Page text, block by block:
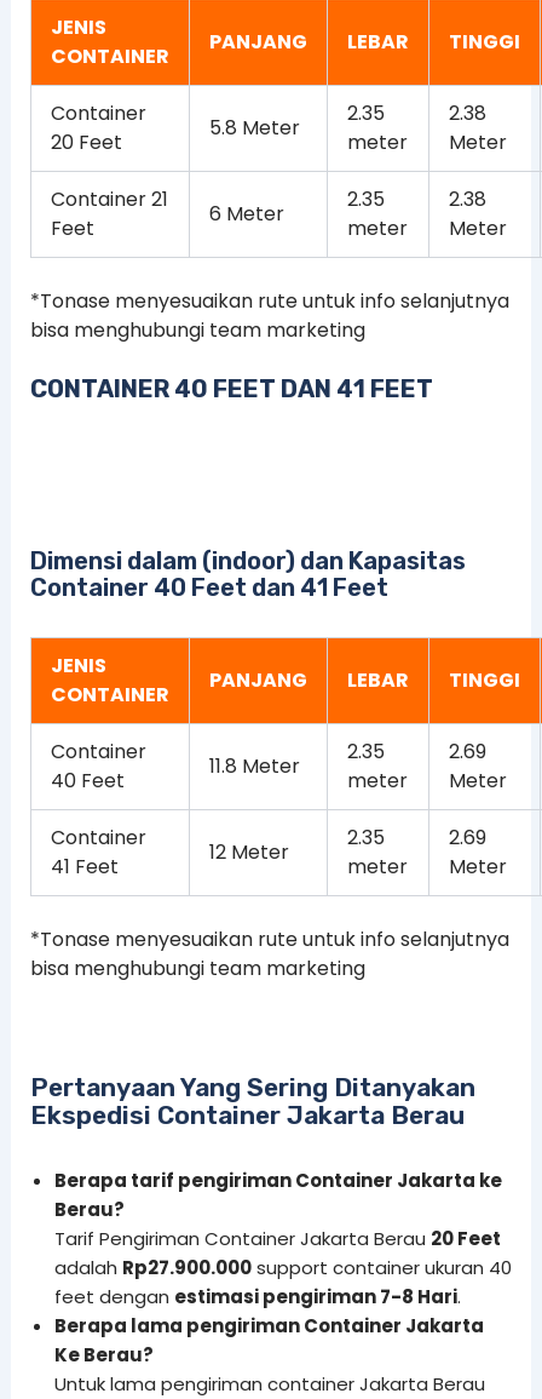
JENIS
CONTAINER
PANJANG LEBAR TINGGI
Container
20 Feet
5.8 Meter
2.35
meter
2.38
Meter
Container 21
Feet
6 Meter
2.35
meter
2.38
Meter
*Tonase menyesuaikan rute untuk info selanjutnya
bisa menghubungi team marketing
CONTAINER 40 FEET DAN 41 FEET
Dimensi dalam (indoor) dan Kapasitas
Container 40 Feet dan 41 Feet
JENIS
CONTAINER
PANJANG LEBAR TINGGI
Container
40 Feet
11.8 Meter
2.35
meter
2.69
Meter
Container
41 Feet
12 Meter
2.35
meter
2.69
Meter
*Tonase menyesuaikan rute untuk info selanjutnya
bisa menghubungi team marketing
Pertanyaan Yang Sering Ditanyakan
Ekspedisi Container Jakarta Berau
Berapa tarif pengiriman Container Jakarta ke
Berau?
Tarif Pengiriman Container Jakarta Berau 20 Feet
adalah Rp27.900.000support container ukuran 40
feet dengan estimasi pengiriman 7-8 Hari.
Berapa lama pengiriman Container Jakarta
Ke Berau?
Untuk lama pengiriman container Jakarta Berau